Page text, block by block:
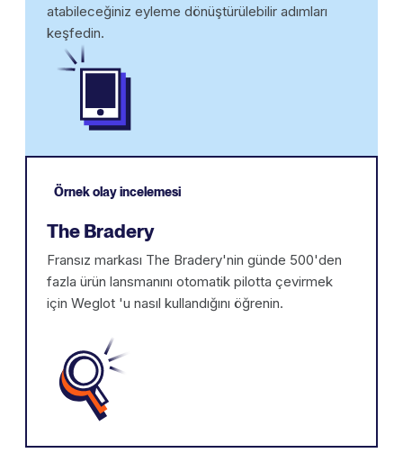
atabileceğiniz eyleme dönüştürülebilir adımları
keşfedin.
Örnek olay incelemesi
The Bradery
Fransız markası The Bradery'nin günde 500'den
fazla ürün lansmanını otomatik pilotta çevirmek
için Weglot 'u nasıl kullandığını öğrenin.